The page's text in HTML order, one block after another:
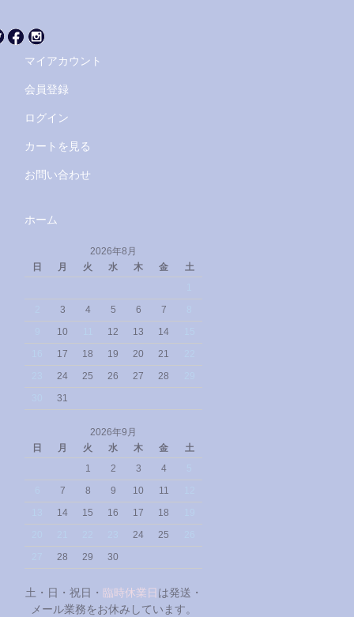
マイアカウント
会員登録
ログイン
カートを見る
お問い合わせ
ホーム
2026年8月
日
月 火 水 木 金
土
3 4 5 6 7
10 12 13 14
17 18 19 20 21
24 25 26 27 28
31
2026年9月
日
月 火 水 木 金
土
1
2 3 4
7 8 9 10 11
14 15 16 17 18
24 25
28 29 30
土・日・祝日・ 臨時休業日 は発送・
メール業務をお休みしています。